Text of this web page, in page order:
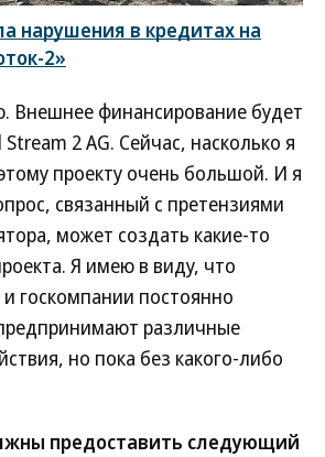
нарушения в кредитах на
2»
финансирование будет
2 AG. Сейчас, насколько я
проекту очень большой. И я
связанный с претензиями
может создать какие-то
Я имею в виду, что
госкомпании постоянно
различные
но пока без какого-либо
предоставить следующий